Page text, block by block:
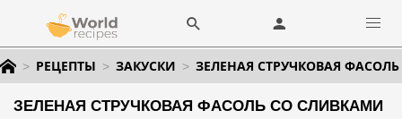
РЕЦЕПТЫ ЗАКУСКИ ЗЕЛЕНАЯ СТРУЧКОВАЯ
ЗЕЛЕНАЯ СТРУЧКОВАЯ ФАСОЛЬ СО СЛИВКАМИ